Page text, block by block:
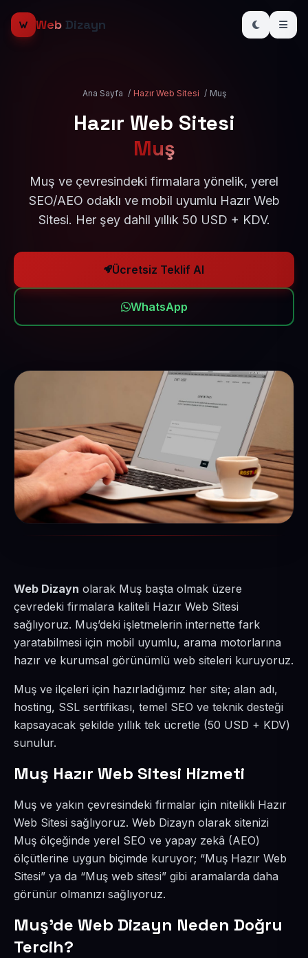
Web Dizayn
Ana Sayfa / Hazır Web Sitesi / Muş
Hazır Web Sitesi
Muş
Muş ve çevresindeki firmalara yönelik, yerel
SEO/AEO odaklı ve mobil uyumlu Hazır Web
Sitesi. Her şey dahil yıllık 50 USD + KDV.
Ücretsiz Teklif Al
WhatsApp
Web Dizayn olarak Muş başta olmak üzere
çevredeki firmalara kaliteli Hazır Web Sitesi
sağlıyoruz. Muş’deki işletmelerin internette fark
yaratabilmesi için mobil uyumlu, arama motorlarına
hazır ve kurumsal görünümlü web siteleri kuruyoruz.
Muş ve ilçeleri için hazırladığımız her site; alan adı,
hosting, SSL sertifikası, temel SEO ve teknik desteği
kapsayacak şekilde yıllık tek ücretle (50 USD + KDV)
sunulur.
Muş Hazır Web Sitesi Hizmeti
Muş ve yakın çevresindeki firmalar için nitelikli Hazır
Web Sitesi sağlıyoruz. Web Dizayn olarak sitenizi
Muş ölçeğinde yerel SEO ve yapay zekâ (AEO)
ölçütlerine uygun biçimde kuruyor; “Muş Hazır Web
Sitesi” ya da “Muş web sitesi” gibi aramalarda daha
görünür olmanızı sağlıyoruz.
Muş’de Web Dizayn Neden Doğru
Tercih?